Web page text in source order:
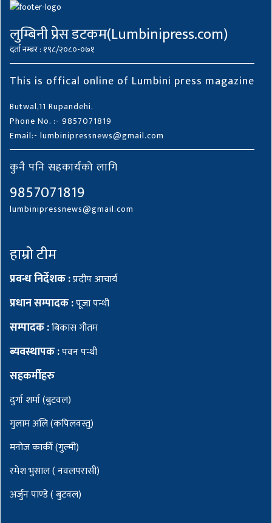
लुम्बिनी प्रेस डटकम(Lumbinipress.com)
दर्ता नम्बर : १९८/२०८०-०७१
This is offical online of Lumbini press magazine
Butwal,11 Rupandehi.
Phone No. :- 9857071819
Email:- lumbinipressnews@gmail.com
कुनै पनि सहकार्यको लागि
9857071819
lumbinipressnews@gmail.com
हाम्रो टीम
प्रवन्ध निर्देशक :प्रदीप आचार्य
प्रधान सम्पादक :पूजा पन्थी
सम्पादक :बिकास गौतम
ब्यवस्थापक :पवन पन्थी
सहकर्मीहरु
दुर्गा शर्मा (बुटवल)
गुलाम अलि (कपिलवस्तु)
मनोज कार्की (गुल्मी)
रमेश भुसाल ( नवलपरासी)
अर्जुन पाण्डे ( बुटवल)